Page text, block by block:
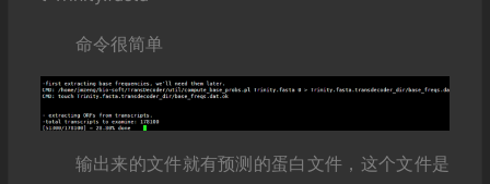
命令很简单
输出来的文件就有预测的蛋白文件，这个文件是